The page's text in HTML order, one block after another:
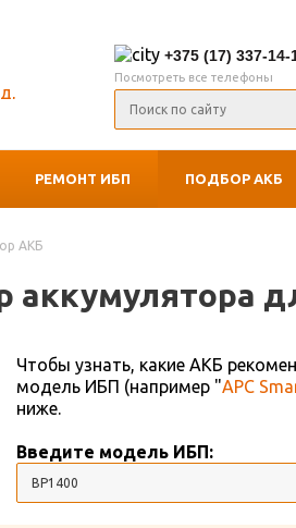
+375 (17) 337-14-
Посмотреть все телефоны
РЕМОНТ ИБП ПОДБОР АКБ
АКБ
аккумулятора
Чтобы узнать, какие АКБ
модель ИБП (например "APC
ниже.
Введите модель ИБП: